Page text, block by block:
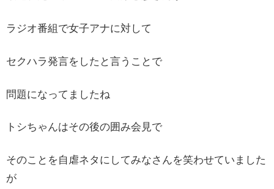
ラジオ番組で女子アナに対して
セクハラ発言をしたと言うことで
問題になってましたね
トシちゃんはその後の囲み会見で
そのことを自虐ネタにしてみなさんを笑わせていました
が